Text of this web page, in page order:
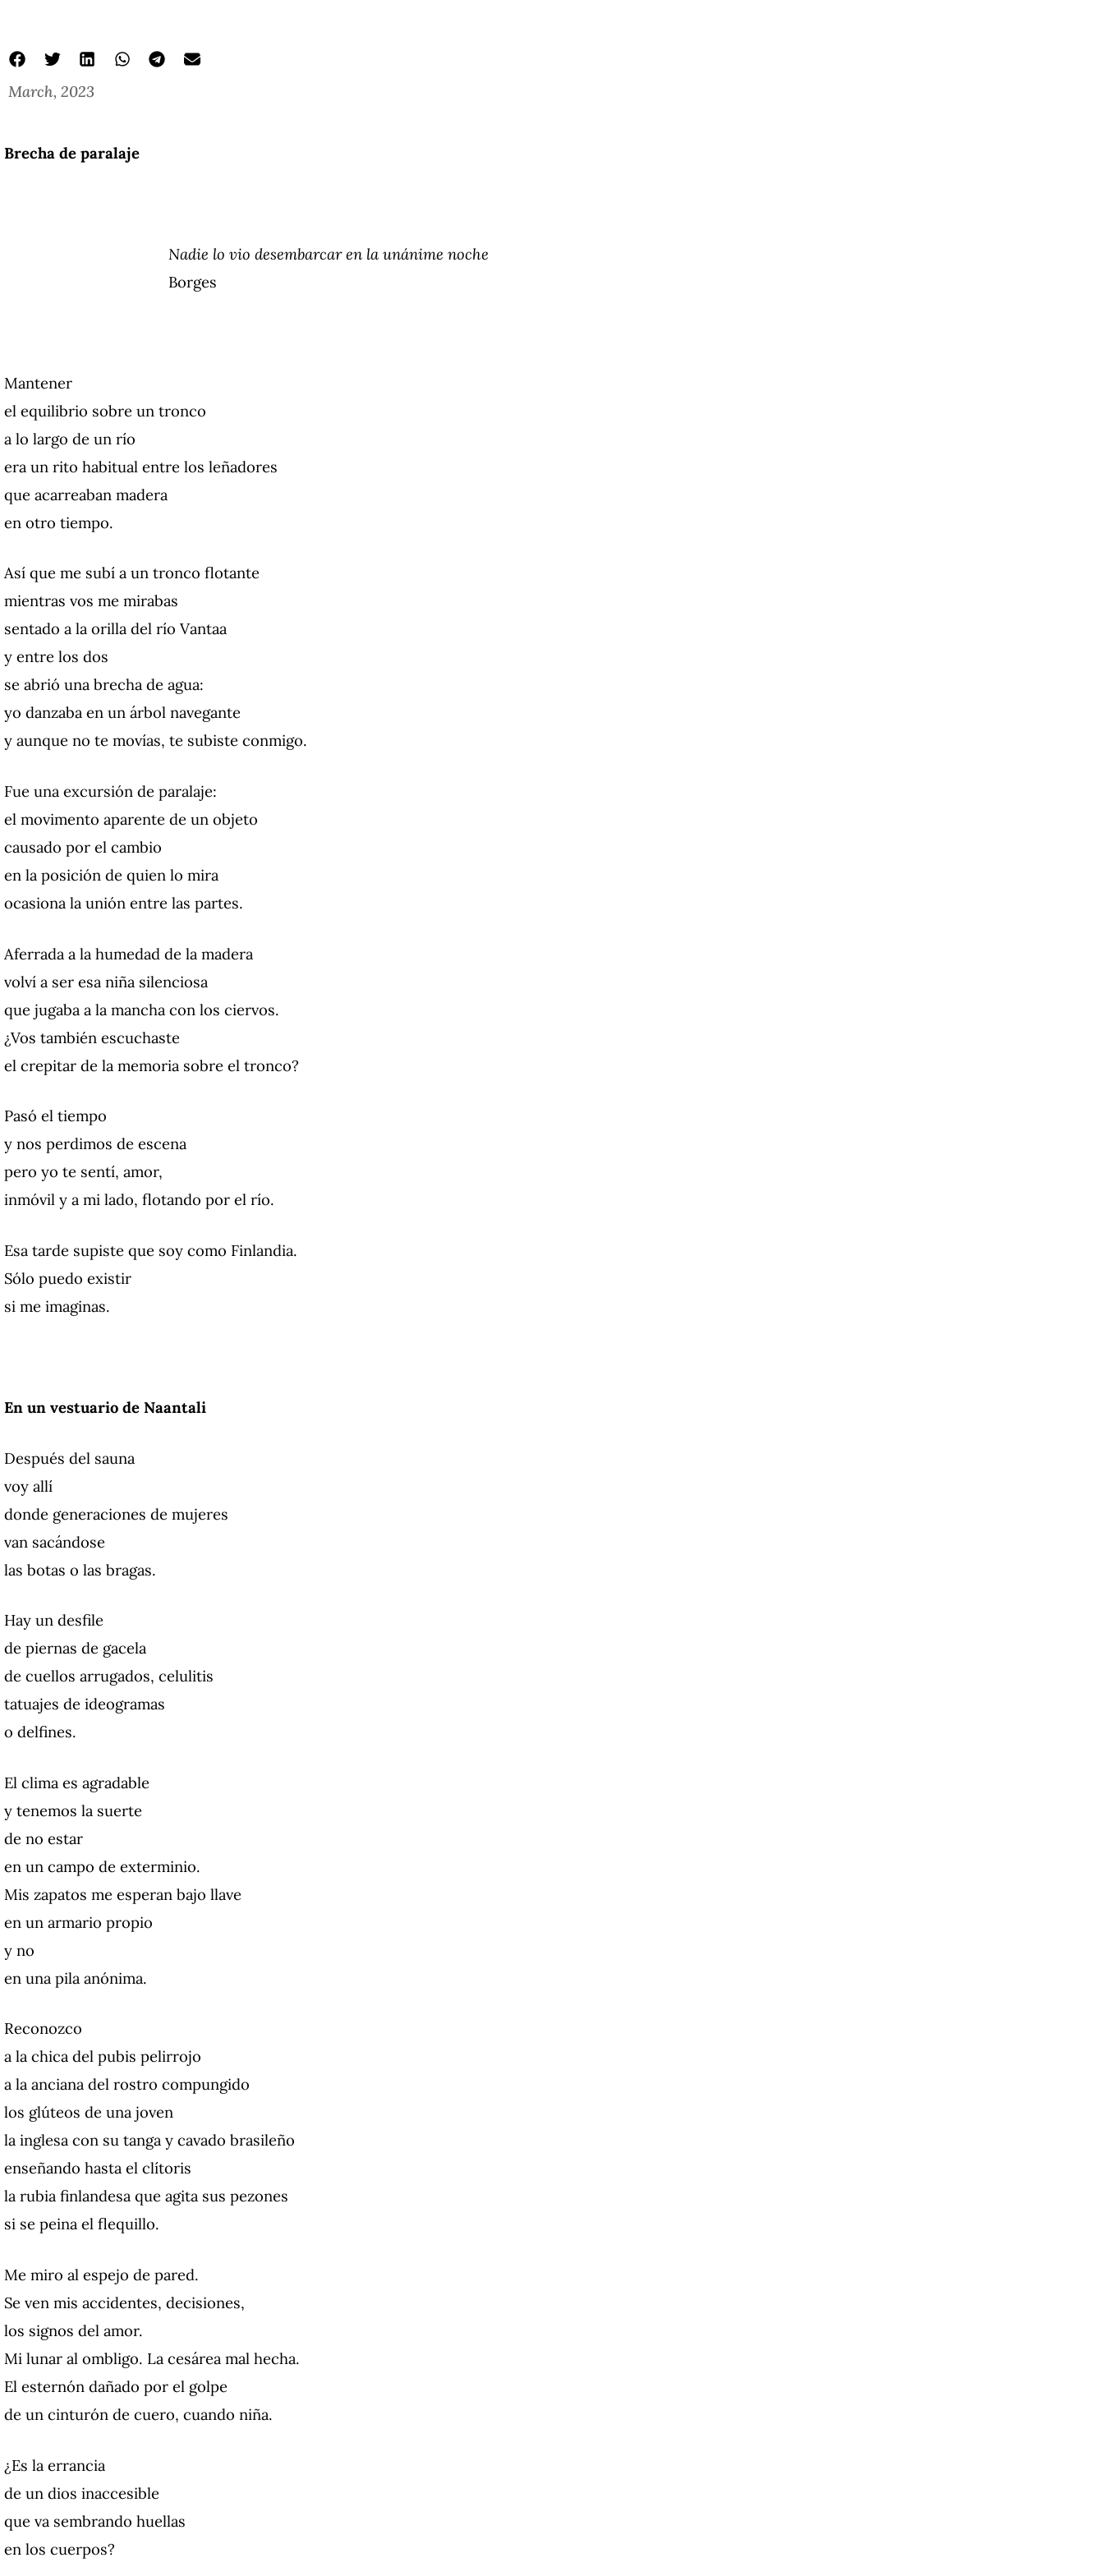
March, 2023
Brecha de paralaje
Nadie lo vio desembarcar en la unánime noche
Borges
Mantener
el equilibrio sobre un tronco
a lo largo de un río
era un rito habitual entre los leñadores
que acarreaban madera
en otro tiempo.
Así que me subí a un tronco flotante
mientras vos me mirabas
sentado a la orilla del río Vantaa
y entre los dos
se abrió una brecha de agua:
yo danzaba en un árbol navegante
y aunque no te movías, te subiste conmigo.
Fue una excursión de paralaje:
el movimento aparente de un objeto
causado por el cambio
en la posición de quien lo mira
ocasiona la unión entre las partes.
Aferrada a la humedad de la madera
volví a ser esa niña silenciosa
que jugaba a la mancha con los ciervos.
¿Vos también escuchaste
el crepitar de la memoria sobre el tronco?
Pasó el tiempo
y nos perdimos de escena
pero yo te sentí, amor,
inmóvil y a mi lado, flotando por el río.
Esa tarde supiste que soy como Finlandia.
Sólo puedo existir
si me imaginas.
En un vestuario de Naantali
Después del sauna
voy allí
donde generaciones de mujeres
van sacándose
las botas o las bragas.
Hay un desfile
de piernas de gacela
de cuellos arrugados, celulitis
tatuajes de ideogramas
o delfines.
El clima es agradable
y tenemos la suerte
de no estar
en un campo de exterminio.
Mis zapatos me esperan bajo llave
en un armario propio
y no
en una pila anónima.
Reconozco
a la chica del pubis pelirrojo
a la anciana del rostro compungido
los glúteos de una joven
la inglesa con su tanga y cavado brasileño
enseñando hasta el clítoris
la rubia finlandesa que agita sus pezones
si se peina el flequillo.
Me miro al espejo de pared.
Se ven mis accidentes, decisiones,
los signos del amor.
Mi lunar al ombligo. La cesárea mal hecha.
El esternón dañado por el golpe
de un cinturón de cuero, cuando niña.
¿Es la errancia
de un dios inaccesible
que va sembrando huellas
en los cuerpos?